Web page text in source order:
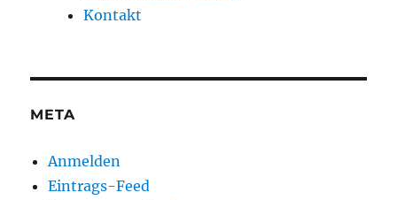
Kontakt
META
Anmelden
Eintrags-Feed